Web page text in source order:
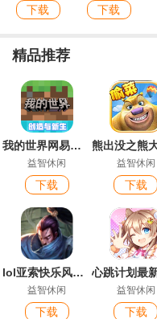
下载 下载
精品推荐
我的世界网易版手游
益智休闲
下载
益智休闲
下载
lol亚索快乐风男模拟器官方版手游
益智休闲
下载
益智休闲
下载